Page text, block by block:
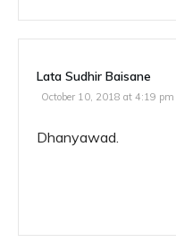
Lata Sudhir Baisane
October 10, 2018 at 4:19 pm
Dhanyawad.